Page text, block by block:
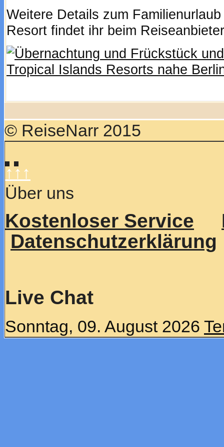
Weitere Details zum
Resort findet ihr beim
© ReiseNarr 2015
↑↑↑
Über uns
Kostenloser Service
Datenschutzerklärung
Live Chat
Sonntag, 09. August 2026